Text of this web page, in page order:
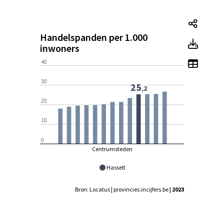
Handelspanden per 1.000
inwoners
Hasselt
Centrumsteden
0
10
20
30
40
25,2
Bron: Locatus | provincies.incijfers.be| 2023
Toon